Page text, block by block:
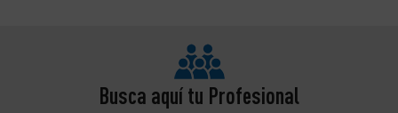
Busca aquí tu Profesional